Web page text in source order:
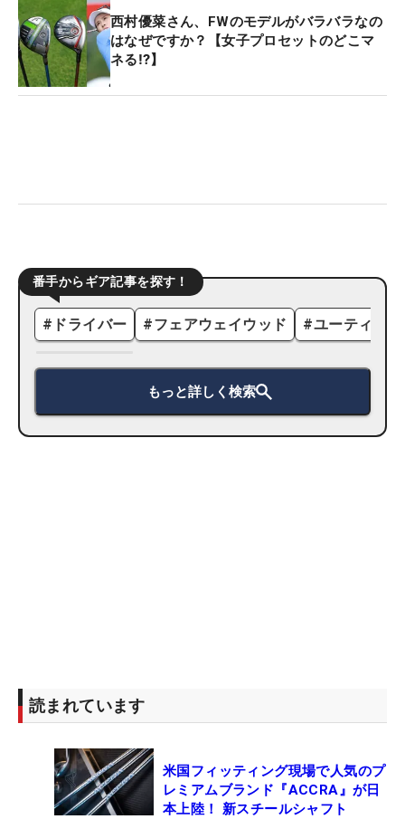
西村優菜さん、FWのモデルがバラバラなの
はなぜですか？【女子プロセットのどこマ
ネる⁉】
番手からギア記事を探す！
# ドライバー #フェアウェイウッド #ユーティリ
もっと詳しく検索
読まれています
米国フィッティング現場で人気のプ
レミアムブランド『ACCRA』が日
本上陸！ 新スチールシャフト